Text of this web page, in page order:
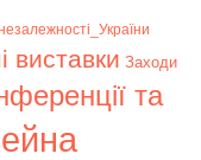
виставки Заходи
та